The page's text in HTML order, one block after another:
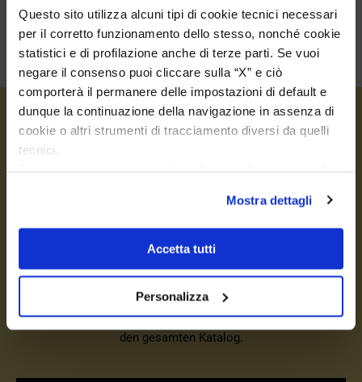
Questo sito utilizza alcuni tipi di cookie tecnici necessari
per il corretto funzionamento dello stesso, nonché cookie
statistici e di profilazione anche di terze parti. Se vuoi
negare il consenso puoi cliccare sulla “X” e ciò
comporterà il permanere delle impostazioni di default e
dunque la continuazione della navigazione in assenza di
cookie o altri strumenti di tracciamento diversi da quelli
tecnici.
Se vuoi saperne di più consulta laprivacy policye la
Mostra dettagli
Accetta tutti
Personalizza
WERDEN SIE MITGLIED IM
VIP-CLUB
Willkommensrabatt von 5 €
Bestellungen über 149,00 € gilt, undexklusive Preisefür
den gesamten Katalog.